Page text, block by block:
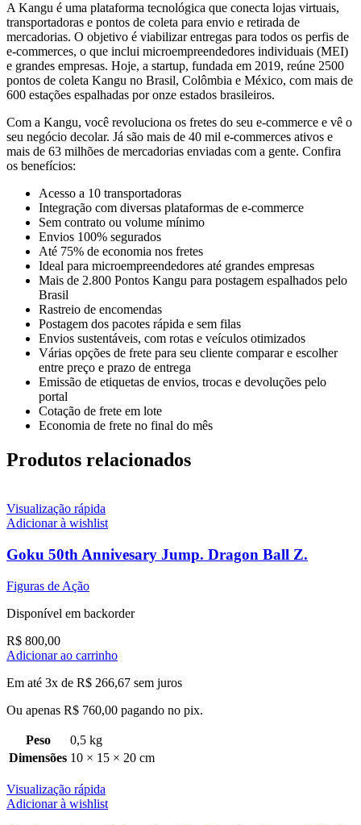
A Kangu é uma plataforma tecnológica que conecta lojas virtuais,
transportadoras e pontos de coleta para envio e retirada de
mercadorias. O objetivo é viabilizar entregas para todos os perfis de
e-commerces, o que inclui microempreendedores individuais (MEI)
e grandes empresas. Hoje, a startup, fundada em 2019, reúne 2500
pontos de coleta Kangu no Brasil, Colômbia e México, com mais de
600 estações espalhadas por onze estados brasileiros.
Com a Kangu, você revoluciona os fretes do seu e-commerce e vê o
seu negócio decolar. Já são mais de 40 mil e-commerces ativos e
mais de 63 milhões de mercadorias enviadas com a gente. Confira
os benefícios:
Acesso a 10 transportadoras
Integração com diversas plataformas de e-commerce
Sem contrato ou volume mínimo
Envios 100% segurados
Até 75% de economia nos fretes
Ideal para microempreendedores até grandes empresas
Mais de 2.800 Pontos Kangu para postagem espalhados pelo
Brasil
Rastreio de encomendas
Postagem dos pacotes rápida e sem filas
Envios sustentáveis, com rotas e veículos otimizados
Várias opções de frete para seu cliente comparar e escolher
entre preço e prazo de entrega
Emissão de etiquetas de envios, trocas e devoluções pelo
portal
Cotação de frete em lote
Economia de frete no final do mês
Produtos relacionados
Visualização rápida
Adicionar à wishlist
Goku 50th Annivesary Jump. Dragon Ball Z.
Figuras de Ação
Disponível em backorder
R$ 800,00
Adicionar ao carrinho
Em até 3x de R$ 266,67 sem juros
Ou apenas R$ 760,00 pagando no pix.
Peso
0,5 kg
Dimensões 10 × 15 × 20 cm
Visualização rápida
Adicionar à wishlist